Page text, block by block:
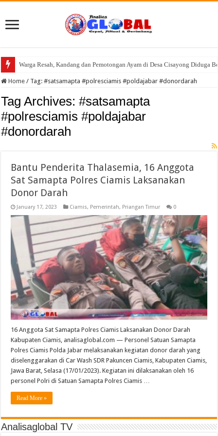
Warga Resah, Kandang dan Pemotongan Ayam di Desa Cisayong Diduga
Konsolidasi Kader, DPC PKB Kabupaten Tasikmalaya Gelar Pra Musran
Home / Tag:#satsamapta #polresciamis #poldajabar #donordarah
Tag Archives:#satsamapta
#polresciamis #poldajabar
#donordarah
Bantu Penderita Thalasemia, 16 Anggota
Sat Samapta Polres Ciamis Laksanakan
Donor Darah
January 17, 2023 Ciamis, Pemerintah, Priangan Timur 0
16 Anggota Sat Samapta Polres Ciamis Laksanakan Donor Darah
Kabupaten Ciamis, analisaglobal.com — Personel Satuan Samapta
Polres Ciamis Polda Jabar melaksanakan kegiatan donor darah yang
diselenggarakan di Car Wash SDR Pakuncen Ciamis, Kabupaten Ciamis,
Jawa Barat, Selasa (17/01/2023). Kegiatan ini dilaksanakan oleh 16
personel Polri di Satuan Samapta Polres Ciamis …
Read More »
Analisaglobal TV